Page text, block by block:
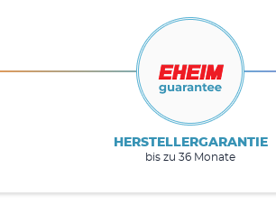
HERSTELLERGARANTIE
bis zu 36 Monate